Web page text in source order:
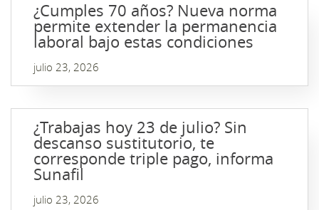
¿Cumples 70 años? Nueva norma
permite extender la permanencia
laboral bajo estas condiciones
julio 23, 2026
¿Trabajas hoy 23 de julio? Sin
descanso sustitutorio, te
corresponde triple pago, informa
Sunafil
julio 23, 2026